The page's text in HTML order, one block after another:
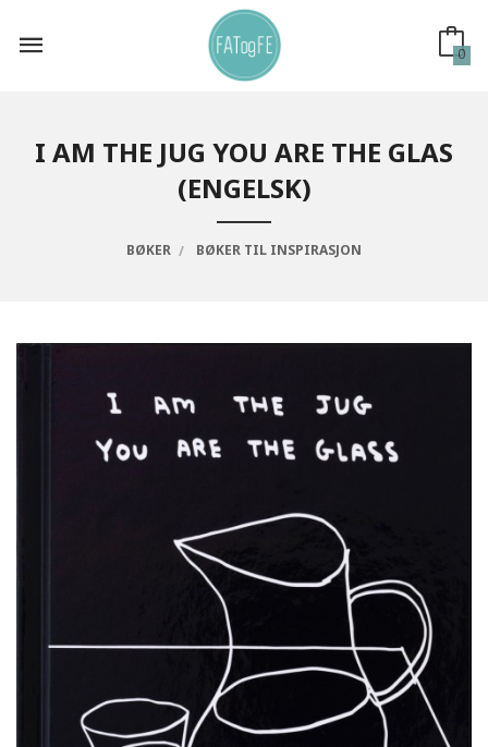
innholdet
0
I AM THE JUG YOU ARE THE GLAS
(ENGELSK)
BØKER BØKER TIL INSPIRASJON